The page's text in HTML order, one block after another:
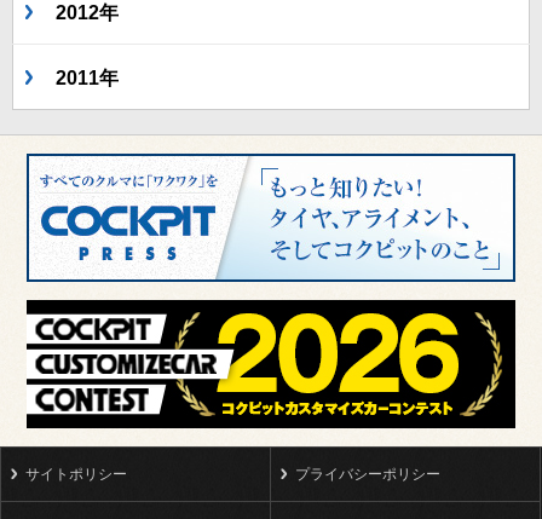
2012年
2011年
サイトポリシー プライバシーポリシー